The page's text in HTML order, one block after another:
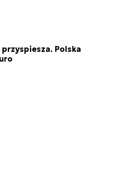
przyspiesza. Polska